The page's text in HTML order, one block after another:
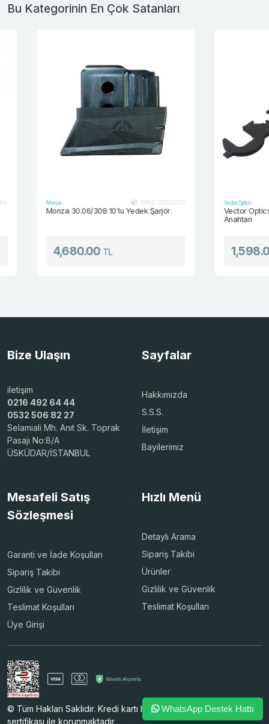
Bu Kategorinin En Çok Satanları
MNZ-3006S10
Monza 30.06/308 10'lu Yedek Şarjör
4,680.00TL
Vector Optics
Vector Optics
Anahtarı
1,598.00TL
Bize Ulaşın
iletişim
0216 492 64 44
0532 506 82 27
Selamiali Mh. Anıt Sk. Toprak
Pasajı No:8/A
ÜSKÜDAR/İSTANBUL
Sayfalar
Hakkımızda
S.S.S.
İletişim
Bayilerimiz
Mesafeli Satış
Sözleşmesi
Garanti ve İade Koşulları
Sipariş Takibi
Gizlilik ve Güvenlik
Teslimat Koşulları
Üye Girişi
Hızlı Menü
Detaylı Arama
Sipariş Takibi
Ürünler
Gizlilik ve Güvenlik
Teslimat Koşulları
© Tüm Hakları Saklıdır. Kredi kartı bilgileriniz 256bit SSL
sertifikası ile korunmaktadır.
WhatsApp Destek Hattı